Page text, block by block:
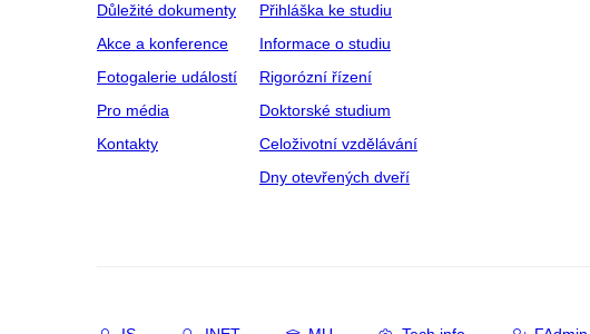
Důležité dokumenty
Akce a konference
Fotogalerie událostí
Pro média
Kontakty
Přihláška ke studiu
Informace o studiu
Rigorózní řízení
Doktorské studium
Celoživotní vzdělávání
Dny otevřených dveří